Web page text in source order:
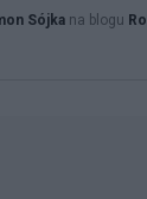
Sójka na blogu